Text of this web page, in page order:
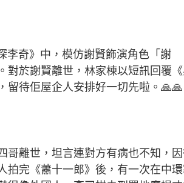
李奇》中，模仿謝賢飾演角色「謝
對於謝賢離世，林家棟以短訊回覆
留待佢屋企人安排好一切先啦。🙏🙏
哥離世，坦言連對方有病也不知，
拍完《蕭十一郎》後，有一次在中